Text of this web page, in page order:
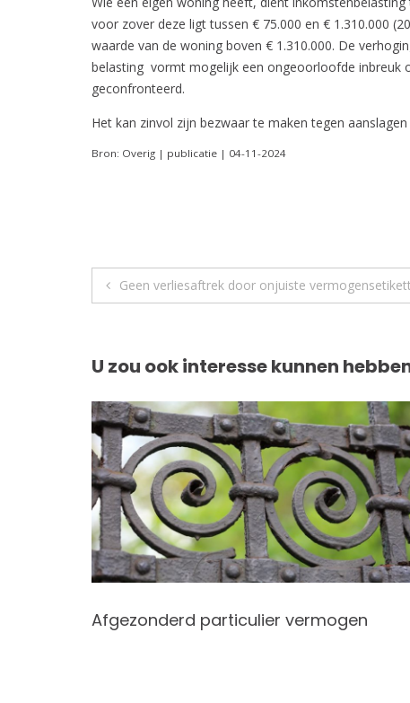
voor zover deze ligt tussen € 75.000 en € 1.310.000
waarde van de woning boven € 1.310.000. De
belasting vormt mogelijk een ongeoorloofde inbreuk
geconfronteerd.
Het kan zinvol zijn bezwaar te maken tegen
Bron: Overig | publicatie | 04-11-2024
Berichtnavigatie
Geen verliesaftrek door onjuiste
U zou ook interesse kunnen
Afgezonderd particulier vermogen